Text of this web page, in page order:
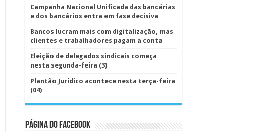
Campanha Nacional Unificada das bancárias
e dos bancários entra em fase decisiva
Bancos lucram mais com digitalização, mas
clientes e trabalhadores pagam a conta
Eleição de delegados sindicais começa
nesta segunda-feira (3)
Plantão Jurídico acontece nesta terça-feira
(04)
Página do Facebook